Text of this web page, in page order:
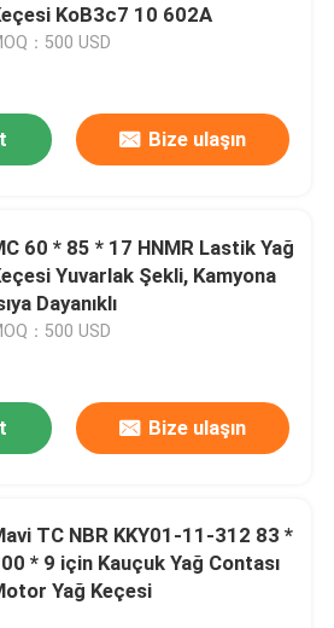
KoB3c7 10 602A
：500 USD
Bize ulaşın
60 * 85 * 17 HNMR Lastik Yağ
Yuvarlak Şekli, Kamyona
Dayanıklı
：500 USD
Bize ulaşın
TC NBR KKY01-11-312 83 *
* 9 için Kauçuk Yağ Contası
Yağ Keçesi